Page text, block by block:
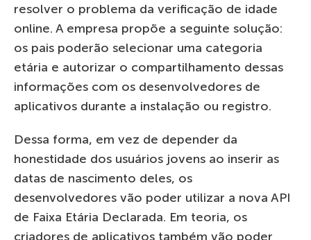
resolver o problema da verificação de idade
online. A empresa propõe a seguinte solução:
os pais poderão selecionar uma categoria
etária e autorizar o compartilhamento dessas
informações com os desenvolvedores de
aplicativos durante a instalação ou registro.
Dessa forma, em vez de depender da
honestidade dos usuários jovens ao inserir as
datas de nascimento deles, os
desenvolvedores vão poder utilizar a nova API
de Faixa Etária Declarada. Em teoria, os
criadores de aplicativos também vão poder